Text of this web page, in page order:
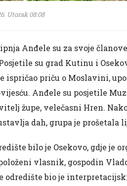
Utorak 08:08
Anđele su za svoje
su grad Kutinu i
ispričao priču o Moslavini,
Anđele su posjetile
župe, velečasni Hren.
dah, grupa je prošetala
bilo je Osekovo, gdje je
vlasnik, gospodin
odredište bio je